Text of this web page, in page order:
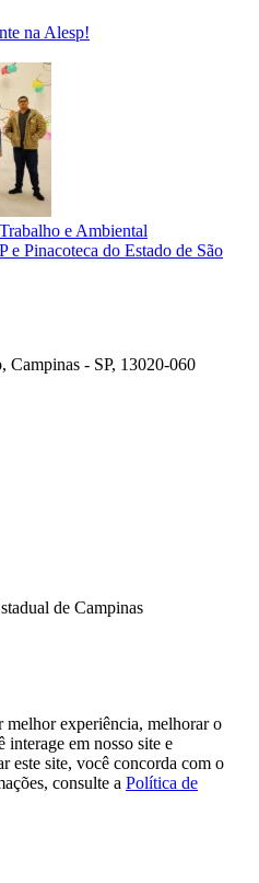
na Alesp!
e Ambiental
e Pinacoteca do Estado de São
Campinas - SP, 13020-060
de Campinas
experiência, melhorar o
interage em nosso site e
este site, você concorda com o
consulte a Política de